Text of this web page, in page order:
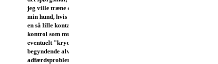
jeg ville træne og påvirke
min hund, hvis målet var
en så lille kontakt og
kontrol som muligt,
eventuelt "krydret" med
begyndende alvorligere
adfærdsproblemer så